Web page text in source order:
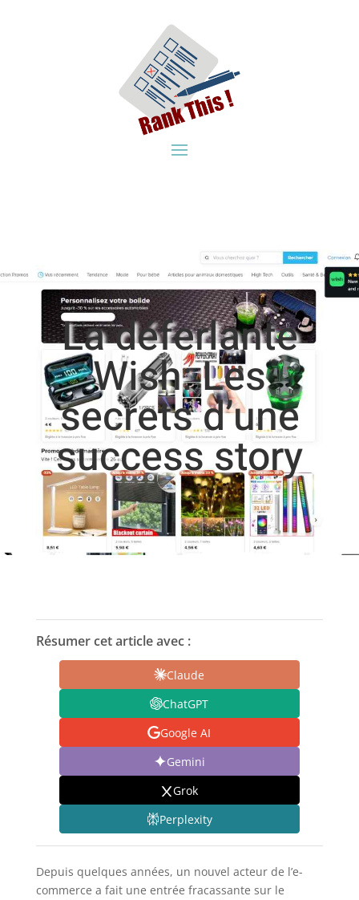
La déferlante
Wish: Les
secrets d’une
success story
Résumer cet article avec :
Claude
ChatGPT
Google AI
Gemini
Grok
Perplexity
Depuis quelques années, un nouvel acteur de l’e-
commerce a fait une entrée fracassante sur le